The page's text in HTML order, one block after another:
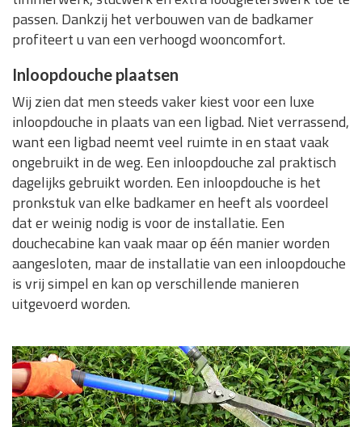
passen. Dankzij het verbouwen van de badkamer
profiteert u van een verhoogd wooncomfort.
Inloopdouche plaatsen
Wij zien dat men steeds vaker kiest voor een luxe
inloopdouche in plaats van een ligbad. Niet verrassend,
want een ligbad neemt veel ruimte in en staat vaak
ongebruikt in de weg. Een inloopdouche zal praktisch
dagelijks gebruikt worden. Een inloopdouche is het
pronkstuk van elke badkamer en heeft als voordeel
dat er weinig nodig is voor de installatie. Een
douchecabine kan vaak maar op één manier worden
aangesloten, maar de installatie van een inloopdouche
is vrij simpel en kan op verschillende manieren
uitgevoerd worden.